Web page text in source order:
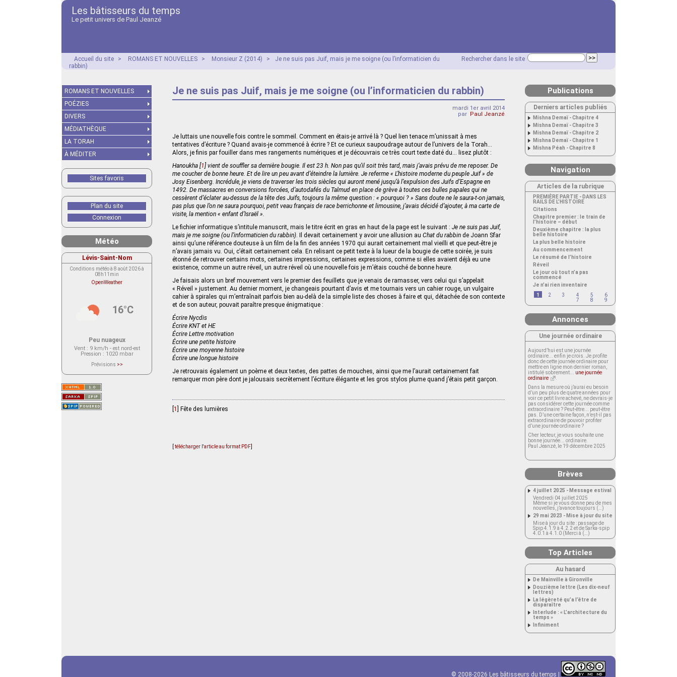
Les bâtisseurs du temps
Le petit univers de Paul Jeanzé
Rechercher dans le site
Accueil du site > ROMANS ET NOUVELLES > Monsieur Z (2014) >
Je ne suis pas Juif, mais je me soigne (ou l’informaticien du
rabbin)
Je ne suis pas Juif, mais je me soigne (ou l’informaticien du rabbin)
mardi 1er avril 2014
par Paul Jeanzé
Je luttais une nouvelle fois contre le sommeil. Comment en étais-je arrivé là ? Quel lien tenace m’unissait à mes
tentatives d’écriture ? Quand avais-je commencé à écrire ? Et ce curieux saupoudrage autour de l’univers de la Torah…
Alors, je finis par fouiller dans mes rangements numériques et je découvrais ce très court texte daté du… lisez plutôt :
Hanoukha [1] vient de souffler sa dernière bougie. Il est 23 h. Non pas qu’il soit très tard, mais j’avais prévu de me reposer. De
me coucher de bonne heure. Et de lire un peu avant d’éteindre la lumière. Je referme « L’histoire moderne du peuple Juif » de
Josy Eisenberg. Incrédule, je viens de traverser les trois siècles qui auront mené jusqu’à l’expulsion des Juifs d’Espagne en
1492. De massacres en conversions forcées, d’autodafés du Talmud en place de grève à toutes ces bulles papales qui ne
cessèrent d’éclater au-dessus de la tête des Juifs, toujours la même question : « pourquoi ? » Sans doute ne le saura-t-on jamais,
pas plus que l’on ne saura pourquoi, petit veau français de race berrichonne et limousine, j’avais décidé d’ajouter, à ma carte de
visite, la mention « enfant d’Israël ».
Le fichier informatique s’intitule manuscrit, mais le titre écrit en gras en haut de la page est le suivant : Je ne suis pas Juif,
mais je me soigne (ou l’informaticien du rabbin). Il devait certainement y avoir une allusion au Chat du rabbin de Joann Sfar
ainsi qu’une référence douteuse à un film de la fin des années 1970 qui aurait certainement mal vieilli et que peut-être je
n’avais jamais vu. Oui, c’était certainement cela. En relisant ce petit texte à la lueur de la bougie de cette soirée, je suis
étonné de retrouver certains mots, certaines impressions, certaines expressions, comme si elles avaient déjà eu une
existence, comme un autre réveil, un autre réveil où une nouvelle fois je m’étais couché de bonne heure.
Je faisais alors un bref mouvement vers le premier des feuillets que je venais de ramasser, vers celui qui s’appelait
« Réveil » justement. Au dernier moment, je changeais pourtant d’avis et me tournais vers un cahier rouge, un vulgaire
cahier à spirales qui m’entraînait parfois bien au-delà de la simple liste des choses à faire et qui, détachée de son contexte
et de son auteur, pouvait paraître presque énigmatique :
Écrire Nycdis
Écrire KNT et HE
Écrire Lettre motivation
Écrire une petite histoire
Écrire une moyenne histoire
Écrire une longue histoire
Je retrouvais également un poème et deux textes, des pattes de mouches, ainsi que me l’aurait certainement fait
remarquer mon père dont je jalousais secrètement l’écriture élégante et les gros stylos plume quand j’étais petit garçon.
1 Fête des lumières
télécharger l'article au format PDF
ROMANS ET NOUVELLES
POÉZIES
DIVERS
MÉDIATHÈQUE
LA TORAH
À MÉDITER
Sites favoris
Plan du site
Connexion
Météo
Lévis-Saint-Nom
Conditions météo à 8 août 2026 à
08h11min
OpenWeather
16°C
Peu nuageux
Vent: 9 km/h - est nord-est
Pression : 1020 mbar
Prévisions >>
actuellement aucune prévision
Saint-Nom.
Veuillez consulter le message du
service ci-dessous.
(401 - Invalid API key. Please see
https://openweathermap.org/faq#error401
Publications
Derniers articles publiés
Mishna Demaï - Chapitre 4
Mishna Demaï - Chapitre 3
Mishna Demaï - Chapitre 2
Mishna Demaï - Chapitre 1
Mishna Péah - Chapitre 8
Navigation
Articles de la rubrique
PREMIÈRE PARTIE - DANS LES
RAILS DE L’HISTOIRE
Citations
Chapitre premier : le train de
l’histoire – début
Deuxième chapitre : la plus
belle histoire
La plus belle histoire
Au commencement
Le résumé de l’histoire
Réveil
Le jour où tout n’a pas
commencé
Je n’ai rien inventaire
1
2 3 4 5
6
7
8 9
Annonces
Une journée ordinaire
Aujourd’hui est une journée
ordinaire... enfin je crois. Je profite
donc de cette journée ordinaire pour
mettre en ligne mon dernier roman,
intitulé sobrement... une journée
ordinaire
Dans la mesure où j’aurai eu besoin
d’un peu plus de quatre années pour
voir ce petit livre achevé, ne devrais-je
pas considérer cette journée comme
extraordinaire ? Peut-être... peut-être
pas. D’une certaine façon, n’est-il pas
extraordinaire de pouvoir profiter
d’une journée ordinaire ?
Cher lecteur, je vous souhaite une
bonne journée... ordinaire.
Paul Jeanzé, le 19 décembre 2025
Brèves
4 juillet 2025 - Message estival
Vendredi 04 juillet 2025
Même si je vous donne peu de mes
nouvelles, j’avance toujours (…)
29 mai 2023 - Mise à jour du site
Mise à jour du site : passage de
Spip 4.1.9 à 4.2.2 et de Sarka-spip
4.0.1 à 4.1.0 (Merci à (…)
Top Articles
Au hasard
De Mainville à Gironville
Douzième lettre (Les dix-neuf
lettres)
La légèreté qu’a l’être de
disparaître
Interlude : « L’architecture du
temps »
Infiniment
© 2008-2026 Les bâtisseurs du temps |